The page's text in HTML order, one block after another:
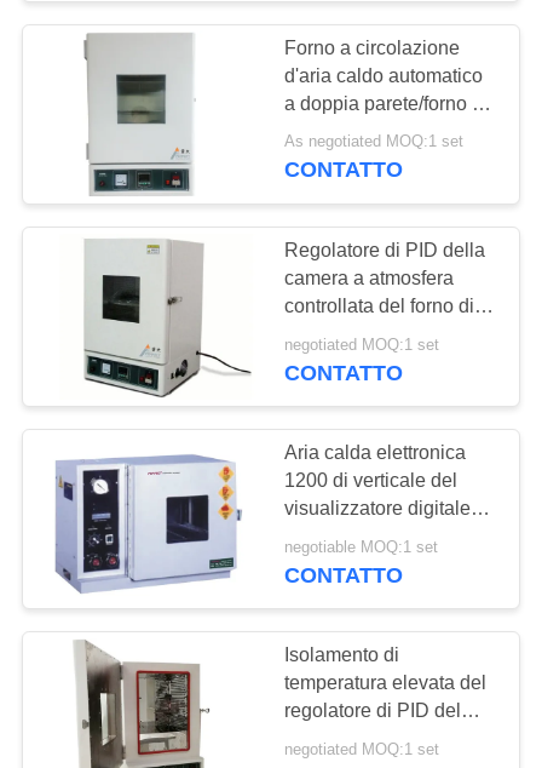
Macchina di prova
di adesione
69
Tester di forza di
buccia
Camera Test
ambientali
Forno a circolazione
d'aria caldo automatico
a doppia parete/forno di
essiccazione industriale
As negotiated MOQ:1 set
CONTATTO
Regolatore di PID della
camera a atmosfera
controllata del forno di
essiccazione dell'aria
calda di alta precisione
negotiated MOQ:1 set
CONTATTO
Aria calda elettronica
1200 di verticale del
visualizzatore digitale
del forno LED
dell'essiccazione sotto
negotiable MOQ:1 set
CONTATTO
Isolamento di
temperatura elevata del
regolatore di PID del
forno dell'essiccazione
negotiated MOQ:1 set